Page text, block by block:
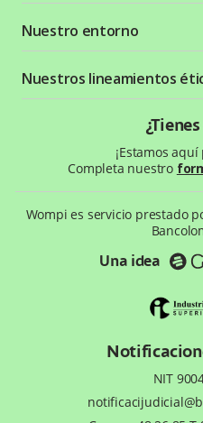
Crea tu cuenta
Seguridad
Términos y condiciones
Política de privacidad
Recursos gráficos
Status Page
Nuestro entorno
¿Qué es Wompi?
Wiki Wompi
Preguntas frecuentes
Nuestros lineamientos
¡Estamos
Completa nuestro
Wompi es servicio prestado
Una idea
NIT